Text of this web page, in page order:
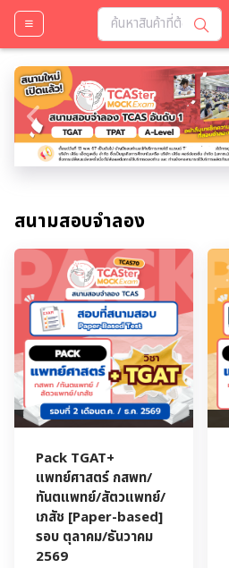
Previous
สนามสอบจำลอง
Pack TGAT+
แพทย์ศาสตร์ กสพท/
ทันตแพทย์/สัตวแพทย์/
เภสัช [Paper-based]
รอบ ตุลาคม/ธันวาคม
2569